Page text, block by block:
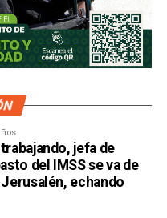
jefa de
del IMSS se va de
echando